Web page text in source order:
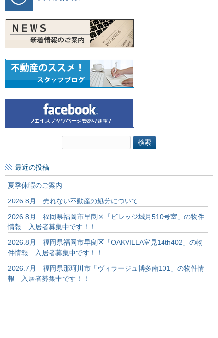
最近の投稿
夏季休暇のご案内
2026.8月 売れない不動産の処分について
2026.8月 福岡県福岡市早良区「ビレッジ城月510号室」の物件
情報 入居者募集中です！！
2026.8月 福岡県福岡市早良区「OAKVILLA室見14th402」の物
件情報 入居者募集中です！！
2026.7月 福岡県那珂川市「ヴィラージュ博多南101」の物件情
報 入居者募集中です！！